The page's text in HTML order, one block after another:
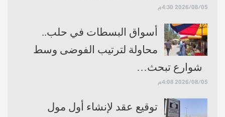
2026/08/05 4:30م
أسواق البسطات في حلب..
محاولة لترتيب الفوضى وسط
شوارع تبحث…
2026/08/05 4:08م
توقيع عقد لإنشاء أول مول